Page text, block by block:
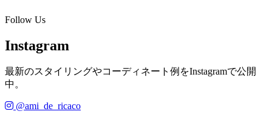
Follow Us
Instagram
最新のスタイリングやコーディネート例をInstagramで公開
中。
@ami_de_ricaco